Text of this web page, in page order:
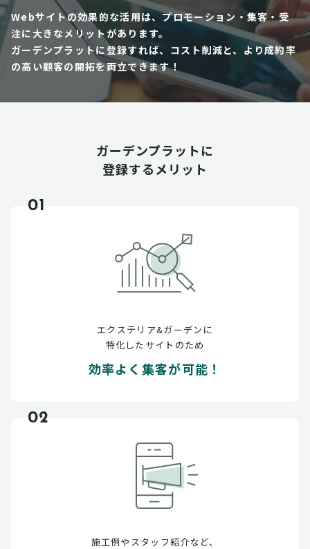
Webサイトの効果的な活用は、プロモーション・集客・受
注に大きなメリットがあります。
ガーデンプラットに登録すれば、コスト削減と、より成約率
の高い顧客の開拓を両立できます！
ガーデンプラットに
登録するメリット
01
エクステリア&ガーデンに
特化したサイトのため
効率よく集客が可能！
02
施工例やスタッフ紹介など、